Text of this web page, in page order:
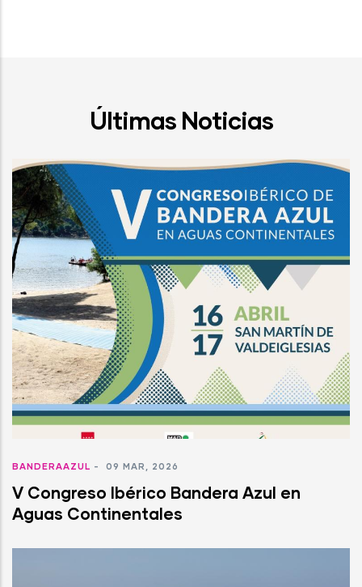
Últimas Noticias
BANDERAAZUL - 09 MAR, 2026
V Congreso Ibérico Bandera Azul en
Aguas Continentales